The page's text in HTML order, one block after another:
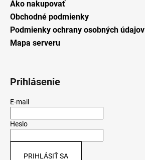
Ako nakupovať
Obchodné podmienky
Podmienky ochrany osobných údajov
Mapa serveru
Prihlásenie
E-mail
Heslo
PRIHLÁSIŤ SA